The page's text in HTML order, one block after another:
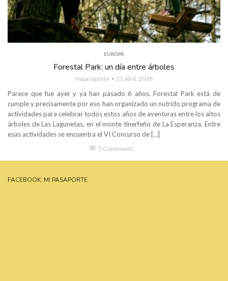
EUROPA
Forestal Park: un día entre árboles
mipasaporte 21 abril, 2018
Parece que fue ayer y ya han pasado 6 años. Forestal Park está de
cumple y precisamente por eso han organizado un nutrido programa de
actividades para celebrar todos estos años de aventuras entre los altos
árboles de Las Lagunetas, en el monte tinerfeño de La Esperanza. Entre
esas actividades se encuentra el VI Concurso de […]
chat_bubble 2 Comments
FACEBOOK: MI PASAPORTE